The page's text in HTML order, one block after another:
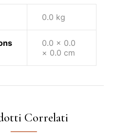
0.0 kg
0.0 × 0.0
× 0.0 cm
Correlati